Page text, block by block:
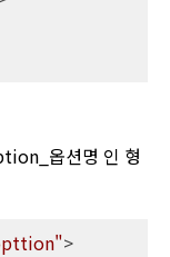
옵션명 인 형
>